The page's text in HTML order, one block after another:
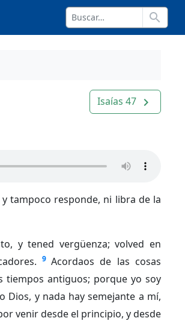
search
Isaías 47 navigate_next
tampoco responde, ni libra de la
y tened vergüenza; volved en
9 Acordaos de las cosas
tiempos antiguos; porque yo soy
Dios, y nada hay semejante a mí,
venir desde el principio, y desde